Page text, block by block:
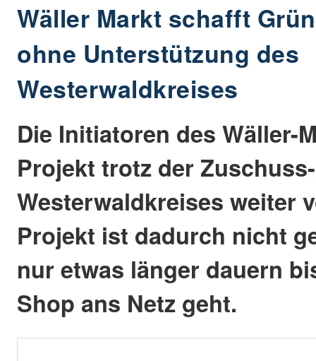
Wäller Markt schafft
ohne Unterstützung des
Westerwaldkreises
Die Initiatoren des Wäller-
Projekt trotz der
Westerwaldkreises weiter
Projekt ist dadurch nicht
nur etwas länger dauern
Shop ans Netz geht.